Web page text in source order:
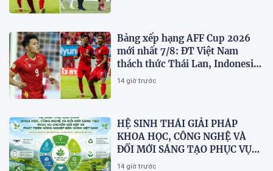
Bảng xếp hạng AFF Cup 2026
mới nhất 7/8: ĐT Việt Nam
thách thức Thái Lan, Indonesia
dừng bước
14 giờ trước
HỆ SINH THÁI GIẢI PHÁP
KHOA HỌC, CÔNG NGHỆ VÀ
ĐỔI MỚI SÁNG TẠO PHỤC VỤ
CHUYỂN ĐỔI KÉP VÀ PHÁT
14 giờ trước